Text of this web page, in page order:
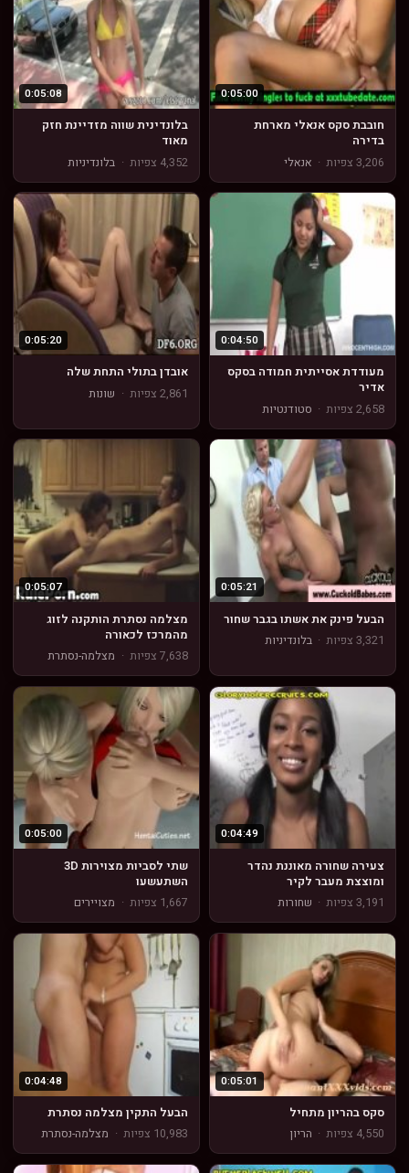
0:05:00
חובבת סקס אנאלי מארחת
בדירה
3,206 צפיות
· אנאלי
0:05:08
בלונדינית שווה מזדיינת חזק
מאוד
4,352 צפיות
· בלונדיניות
0:04:50
מעודדת אסייתית חמודה בסקס
אדיר
2,658 צפיות
· סטודנטיות
0:05:20
אובדן בתולי התחת שלה
2,861 צפיות
· שונות
0:05:21
הבעל פינק את אשתו בגבר שחור
3,321 צפיות
· בלונדיניות
0:05:07
מצלמה נסתרת הותקנה לזוג
מהמרכז לכאורה
7,638 צפיות
· מצלמה-נסתרת
0:04:49
צעירה שחורה מאוננת נהדר
ומוצצת מעבר לקיר
3,191 צפיות
· שחורות
0:05:00
שתי לסביות מצוירות 3D
השתעשעו
1,667 צפיות
· מצויירים
0:05:01
סקס בהריון מתחיל
4,550 צפיות
· הריון
0:04:48
הבעל התקין מצלמה נסתרת
10,983 צפיות
· מצלמה-נסתרת